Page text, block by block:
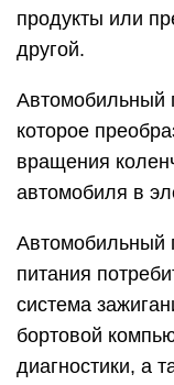
продукты или
другой.
Автомобильный
которое
вращения
автомобиля в
Автомобильный
питания
система
бортовой
диагностики, а